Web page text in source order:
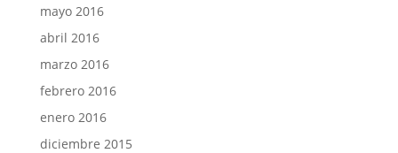
mayo 2016
abril 2016
marzo 2016
febrero 2016
enero 2016
diciembre 2015